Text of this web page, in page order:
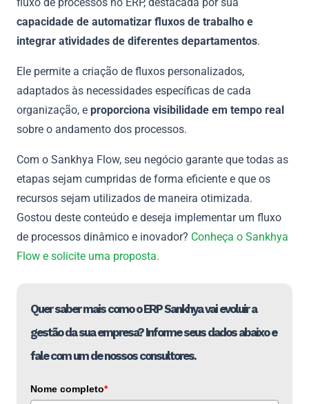
capacidade de automatizar fluxos de trabalho e
integrar atividades de diferentes departamentos.
Ele permite a criação de fluxos personalizados,
adaptados às necessidades específicas de cada
organização, e proporciona visibilidade em tempo real
sobre o andamento dos processos.
Com o Sankhya Flow, seu negócio garante que todas as
etapas sejam cumpridas de forma eficiente e que os
recursos sejam utilizados de maneira otimizada.
Gostou deste conteúdo e deseja implementar um fluxo
de processos dinâmico e inovador? Conheça o Sankhya
Flow e solicite uma proposta.
Quer saber mais como o ERP Sankhya vai evoluir a
gestão da sua empresa? Informe seus dados abaixo e
fale com um de nossos consultores.
Nome completo*